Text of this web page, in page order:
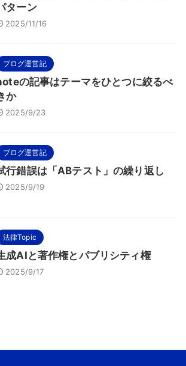
ターン
2025/11/16
ブログ運営記
の記事はテーマをひとつに絞るべ
か
2025/9/23
ブログ運営記
行錯誤は「ABテスト」の繰り返し
2025/9/19
法律Topic
成AIと著作権とパブリシティ権
2025/9/17